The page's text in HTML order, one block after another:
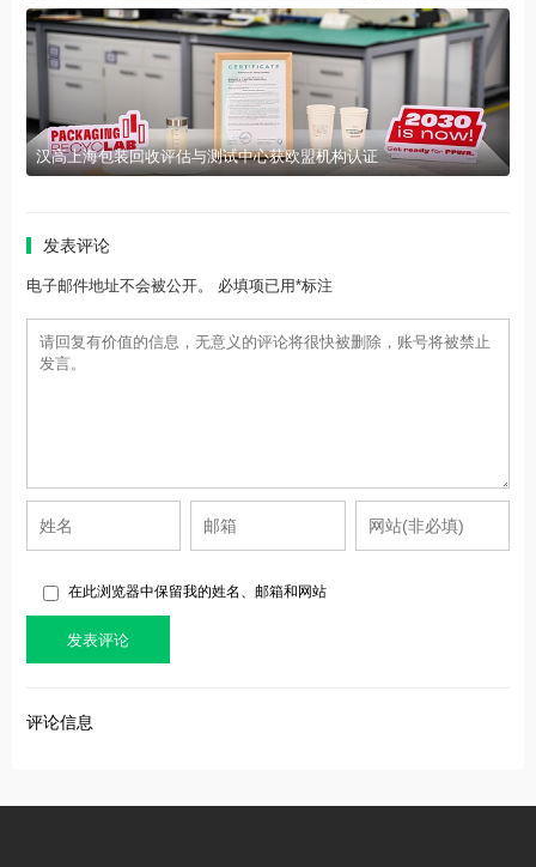
汉高上海包装回收评估与测试中心获欧盟机构认证
发表评论
电子邮件地址不会被公开。 必填项已用*标注
在此浏览器中保留我的姓名、邮箱和网站
评论信息